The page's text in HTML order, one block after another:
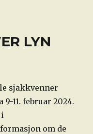
21.aug.
kl
LYN
sjakkvenner
11. februar 2024.
om de